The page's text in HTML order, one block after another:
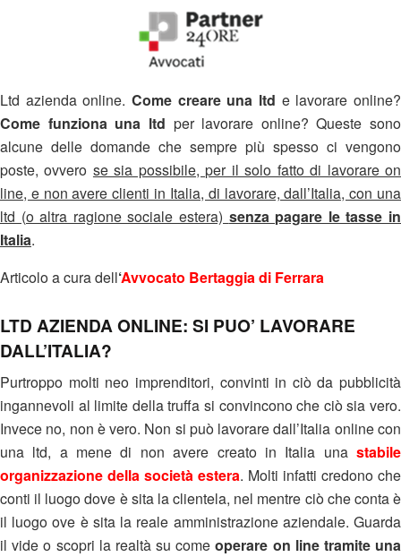
Ltd azienda online. Come creare una ltd e lavorare online?
Come funziona una ltd per lavorare online? Queste sono
alcune delle domande che sempre più spesso ci vengono
poste, ovvero se sia possibile, per il solo fatto di lavorare on
line, e non avere clienti in Italia, di lavorare, dall’Italia, con una
ltd (o altra ragione sociale estera) senza pagare le tasse in
Italia.
Articolo a cura dell‘Avvocato Bertaggia di Ferrara
LTD AZIENDA ONLINE: SI PUO’ LAVORARE
DALL’ITALIA?
Purtroppo molti neo imprenditori, convinti in ciò da pubblicità
ingannevoli al limite della truffa si convincono che ciò sia vero.
Invece no, non è vero. Non si può lavorare dall’Italia online con
una ltd, a mene di non avere creato in Italia una stabile
organizzazione della società estera. Molti infatti credono che
conti il luogo dove è sita la clientela, nel mentre ciò che conta è
il luogo ove è sita la reale amministrazione aziendale. Guarda
il vide o scopri la realtà su comeoperare on line tramite una